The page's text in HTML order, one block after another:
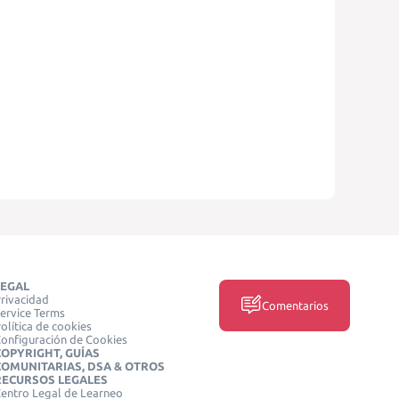
Terms
de cookies
de Cookies
GUÍAS
DSA & OTROS
LEGALES
Legal de Learneo
Comentarios